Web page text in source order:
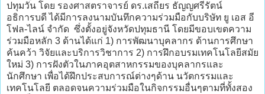
ปทุมวัน โดย รองศาสตราจารย์ ดร.เสถียร ธัญญศรีรัตน์
อธิการบดี ได้มีการลงนามบันทึกความร่วมมือกับบริษัท ยู เอส อี
โฟล-ไลน์ จำกัด ซึ่งตั้งอยู่จังหวัดปทุมธานี โดยมีขอบเขตความ
ร่วมมือหลัก 3 ด้านได้แก่ 1) การพัฒนาบุคลากร ด้านการศึกษา
ค้นคว้า วิจัยและบริการวิชาการ 2) การฝึกอบรมเทคโนโลยีสมัย
ใหม่ 3) การฝังตัวในภาคอุตสาหกรรมของบุคลากรและ
นักศึกษา เพื่อได้ฝึกประสบการณ์ต่างๆด้าน นวัตกรรมและ
เทคโนโลยี ตลอดจนความร่วมมือในกิจกรรมอื่นๆตามที่ทั้งสอง